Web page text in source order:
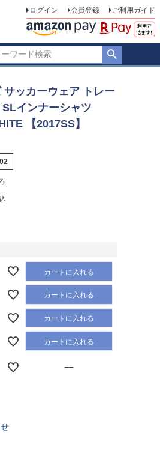
ログイン 会員登録 ご利用ガイド
サッカーウェア トレー
インナーシャツ
【2017SS】
カートに入れる
カートに入れる
カートに入れる
カートに入れる
—